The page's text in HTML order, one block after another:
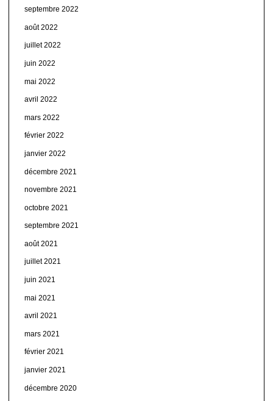
septembre 2022
août 2022
juillet 2022
juin 2022
mai 2022
avril 2022
mars 2022
février 2022
janvier 2022
décembre 2021
novembre 2021
octobre 2021
septembre 2021
août 2021
juillet 2021
juin 2021
mai 2021
avril 2021
mars 2021
février 2021
janvier 2021
décembre 2020